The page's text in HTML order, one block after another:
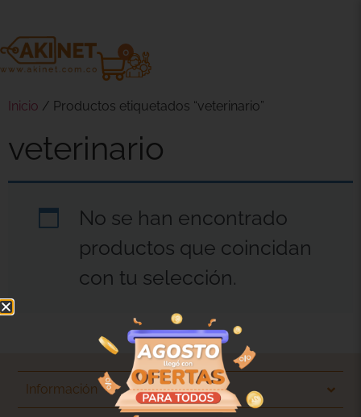
0
Inicio / Productos etiquetados “veterinario”
veterinario
No se han encontrado
productos que coincidan
con tu selección.
Información